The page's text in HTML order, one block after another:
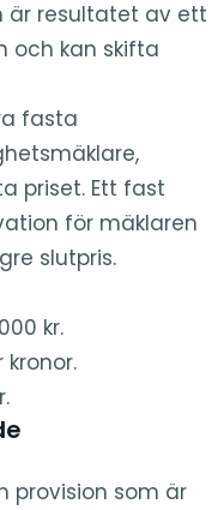
är resultatet av ett
och kan skifta
fasta
priset. Ett fast
för mäklaren
slutpris.
kr.
provision som är